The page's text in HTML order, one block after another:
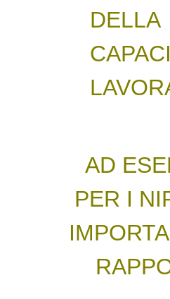
DELLA
AD
PER I